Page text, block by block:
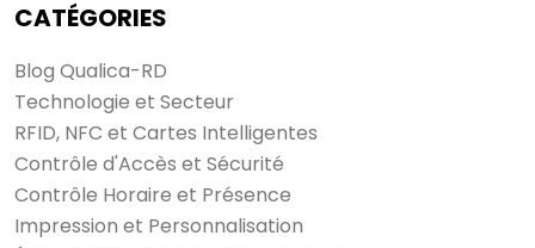
CATÉGORIES
Blog Qualica-RD
Technologie et Secteur
RFID, NFC et Cartes Intelligentes
Contrôle d'Accès et Sécurité
Contrôle Horaire et Présence
Impression et Personnalisation